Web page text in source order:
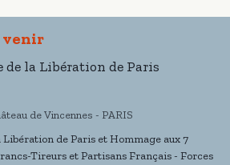
de la Libération de Paris
de Vincennes - PARIS
de Paris et Hommage aux 7
Tireurs et Partisans Français - Forces